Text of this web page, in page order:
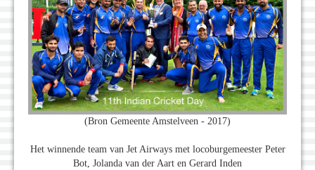
(Bron Gemeente Amstelveen - 2017)
Het winnende team van Jet Airways met locoburgemeester Peter
Bot, Jolanda van der Aart en Gerard Inden